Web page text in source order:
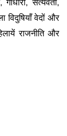
सत्यवती,
विदुषियाँ वेदों और
राजनीति और